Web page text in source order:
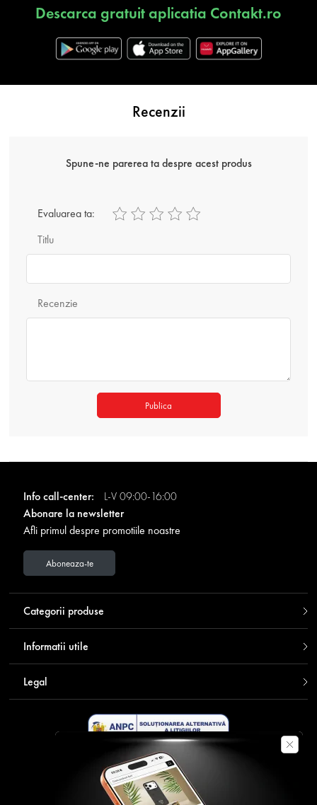
Descarca gratuit aplicatia Contakt.ro
Recenzii
Spune-ne parerea ta despre acest produs
Titlu
Evaluarea ta:
Recenzie
Publica
Info call-center:
L-V 09:00-16:00
Abonare la newsletter
Afli primul despre promotiile noastre
Aboneaza-te
Categorii produse
Informatii utile
Legal
Descarca aplicatia Contakt